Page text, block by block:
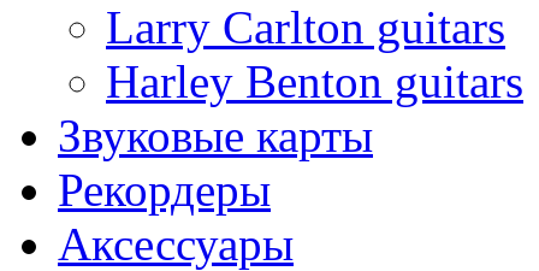
Larry Carlton guitars
Harley Benton guitars
Звуковые карты
Рекордеры
Аксессуары